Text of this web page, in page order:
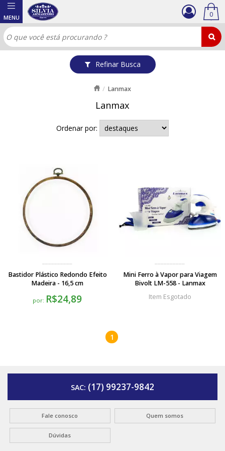
Refinar Busca
0
Lanmax
Lanmax
Ordenar por:
Bastidor Plástico Redondo Efeito
Madeira - 16,5 cm
por: R$24,89
Mini Ferro à Vapor para Viagem
Bivolt LM-558 - Lanmax
Esgotado
1
SAC: (17) 99237-9842
Fale conosco Quem somos
Dúvidas